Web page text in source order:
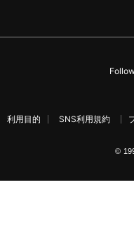
利用目的 SNS利用規約
©